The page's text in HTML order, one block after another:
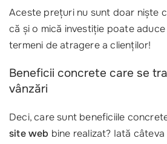
Aceste prețuri nu sunt doar niște
că și o mică investiție poate
termeni de atragere a clienților!
Beneficii concrete care se
vânzări
Deci, care sunt beneficiile
site web bine realizat? Iată câteva